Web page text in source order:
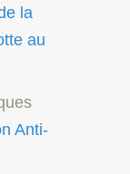
la
au
Anti-